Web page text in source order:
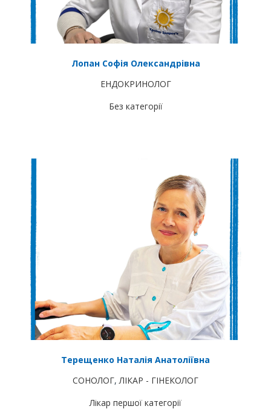
Лопан Софія Олександрівна
ЕНДОКРИНОЛОГ
Без категорії
Терещенко Наталія Анатоліївна
СОНОЛОГ,ЛІКАР - ГІНЕКОЛОГ
Лікар першої категорії